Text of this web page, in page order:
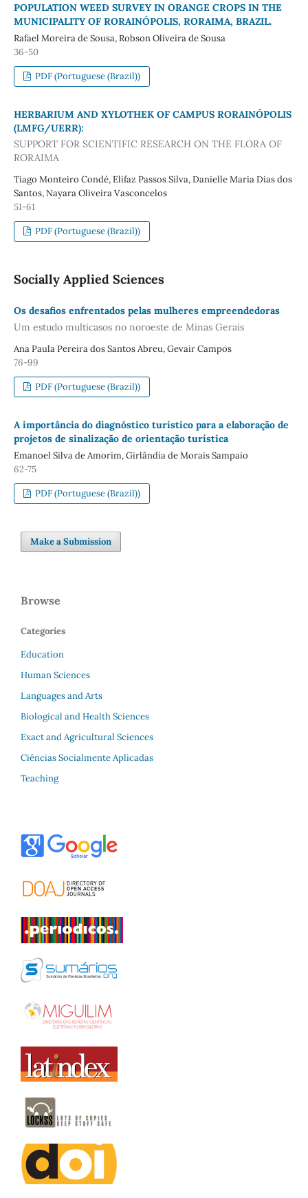
POPULATION WEED SURVEY IN ORANGE CROPS IN THE
MUNICIPALITY OF RORAINÓPOLIS, RORAIMA, BRAZIL.
Rafael Moreira de Sousa, Robson Oliveira de Sousa
36-50
PDF (Portuguese (Brazil))
HERBARIUM AND XYLOTHEK OF CAMPUS RORAINÓPOLIS
(LMFG/UERR):
SUPPORT FOR SCIENTIFIC RESEARCH ON THE FLORA OF
RORAIMA
Tiago Monteiro Condé, Elifaz Passos Silva, Danielle Maria Dias dos
Santos, Nayara Oliveira Vasconcelos
51-61
PDF (Portuguese (Brazil))
Socially Applied Sciences
Os desafios enfrentados pelas mulheres empreendedoras
Um estudo multicasos no noroeste de Minas Gerais
Ana Paula Pereira dos Santos Abreu, Gevair Campos
76-99
PDF (Portuguese (Brazil))
A importância do diagnóstico turístico para a elaboração de
projetos de sinalização de orientação turística
Emanoel Silva de Amorim, Girlândia de Morais Sampaio
62-75
PDF (Portuguese (Brazil))
Make a Submission
Browse
Categories
Education
Human Sciences
Languages and Arts
Biological and Health Sciences
Exact and Agricultural Sciences
Ciências Socialmente Aplicadas
Teaching